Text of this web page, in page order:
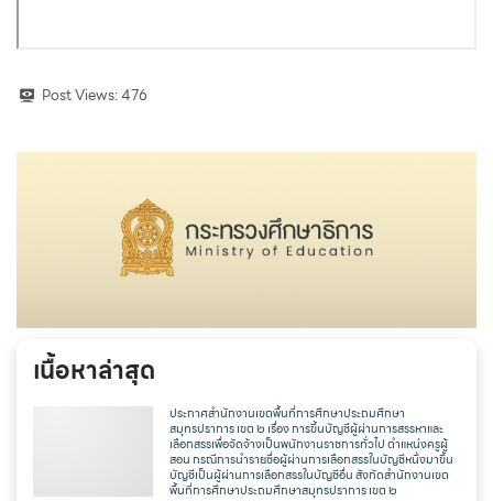
Post Views:476
เนื้อหาล่าสุด
ประกาศสำนักงานเขตพื้นที่การศึกษาประถมศึกษา
สมุทรปราการ เขต ๒ เรื่อง การขึ้นบัญชีผู้ผ่านการสรรหาและ
เลือกสรรเพื่อจัดจ้างเป็นพนักงานราชการทั่วไป ตำแหน่งครูผู้
สอน กรณีการนำรายชื่อผู้ผ่านการเลือกสรรในบัญชีหนึ่งมาขึ้น
บัญชีเป็นผู้ผ่านการเลือกสรรในบัญชีอื่น สังกัดสำนักงานเขต
พื้นที่การศึกษาประถมศึกษาสมุทรปราการ เขต ๒